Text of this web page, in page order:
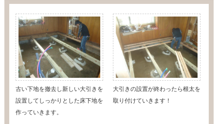
古い下地を撤去し新しい大引きを
設置してしっかりとした床下地を
作っていきます。
大引きの設置が終わったら根太を
取り付けていきます！